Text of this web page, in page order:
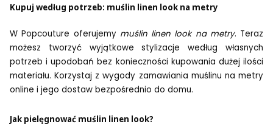
Kupuj według potrzeb: muślin linen look na metry
W Popcouture oferujemy muślin linen look na metry. Teraz
możesz tworzyć wyjątkowe stylizacje według własnych
potrzeb i upodobań bez konieczności kupowania dużej ilości
materiału. Korzystaj z wygody zamawiania muślinu na metry
online i jego dostaw bezpośrednio do domu.
Jak pielęgnować muślin linen look?